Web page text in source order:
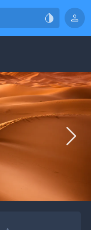
 
